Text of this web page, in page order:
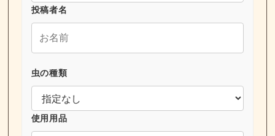
投稿者名
虫の種類
使用用品